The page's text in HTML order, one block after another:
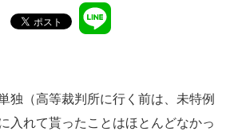
独（高等裁判所に行く前は、未特例
入れて貰ったことはほとんどなかっ